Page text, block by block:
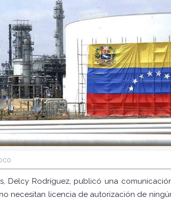
Delcy Rodríguez, publicó una
necesitan licencia de autorización de